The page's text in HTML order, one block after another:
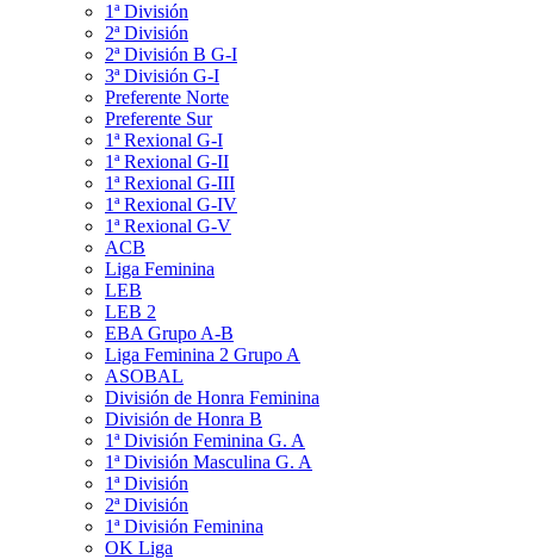
1ª División
2ª División
2ª División B G-I
3ª División G-I
Preferente Norte
Preferente Sur
1ª Rexional G-I
1ª Rexional G-II
1ª Rexional G-III
1ª Rexional G-IV
1ª Rexional G-V
ACB
Liga Feminina
LEB
LEB 2
EBA Grupo A-B
Liga Feminina 2 Grupo A
ASOBAL
División de Honra Feminina
División de Honra B
1ª División Feminina G. A
1ª División Masculina G. A
1ª División
2ª División
1ª División Feminina
OK Liga